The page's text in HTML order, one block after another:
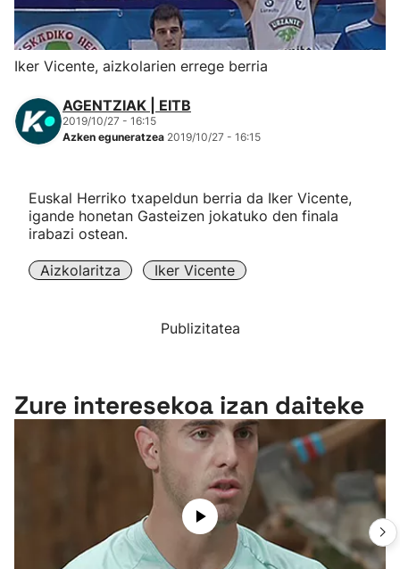
Herri-kirolak
Eskubaloia
Kirolak 360
Mendi-lasterketak
Kirol gehiago
Iker Vicente, aizkolarien errege berria
AGENTZIAK | EITB
2019/10/27 - 16:15
Azken eguneratzea 2019/10/27 - 16:15
Euskal Herriko txapeldun berria da Iker Vicente,
igande honetan Gasteizen jokatuko den finala
irabazi ostean.
Aizkolaritza Iker Vicente
Publizitatea
Zure interesekoa izan daiteke